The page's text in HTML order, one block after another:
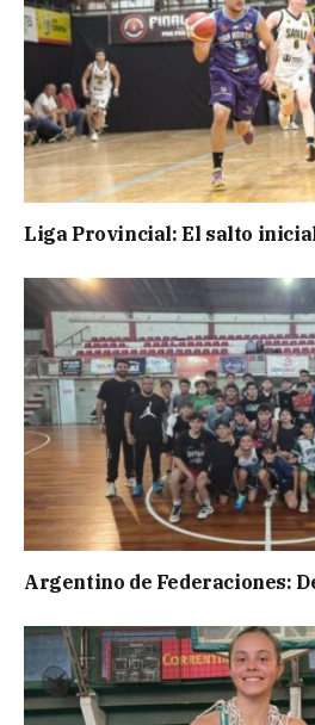
Liga Provincial: El salto
Argentino de Federaciones: